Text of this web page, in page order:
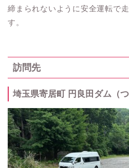
締まられないように安全運転で
す。
訪問先
埼玉県寄居町 円良田ダム（つ